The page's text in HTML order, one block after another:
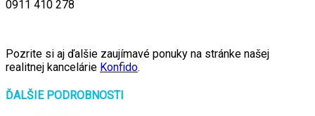
0911 410 278
Pozrite si aj ďalšie zaujímavé ponuky na stránke našej
realitnej kancelárie Konfido.
ĎALŠIE PODROBNOSTI